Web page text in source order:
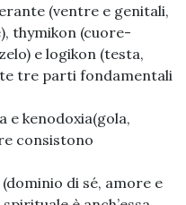
(ventre e genitali,
thymikon (cuore-
e logikon (testa,
tre parti fondamentali
e kenodoxia(gola,
consistono
di sé, amore e